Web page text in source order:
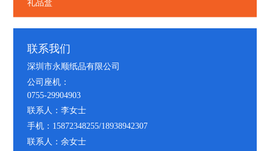
礼品盒
联系我们
深圳市永顺纸品有限公司
公司座机：
0755-29904903
联系人：李女士
手机：15872348255/18938942307
联系人：余女士